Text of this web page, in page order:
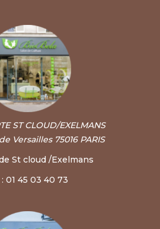
ST CLOUD/EXELMANS
Versailles 75016 PARIS
St cloud /Exelmans
: 01 45 03 40 73